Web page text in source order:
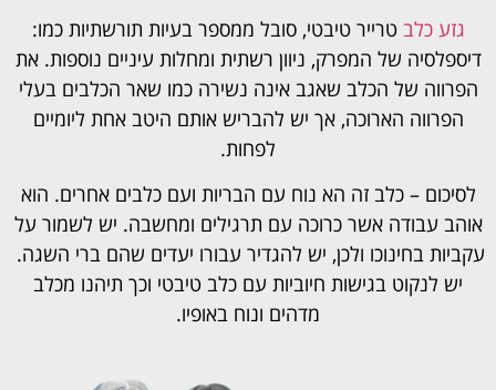
גזע כלב טרייר טיבטי, סובל ממספר בעיות תורשתיות כמו:
דיספלסיה של המפרק, ניוון רשתית ומחלות עיניים נוספות. את
הפרווה של הכלב שאגב אינה נשירה כמו שאר הכלבים בעלי
הפרווה הארוכה, אך יש להבריש אותם היטב אחת ליומיים
לפחות.
לסיכום – כלב זה הא נוח עם הבריות ועם כלבים אחרים. הוא
אוהב עבודה אשר כרוכה עם תרגילים ומחשבה. יש לשמור על
עקביות בחינוכו ולכן, יש להגדיר עבורו יעדים שהם ברי השגה.
יש לנקוט בגישות חיוביות עם כלב טיבטי וכך תיהנו מכלב
מדהים ונוח באופיו.